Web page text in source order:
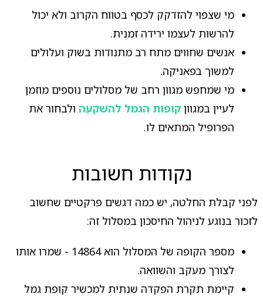
מי שצפוי להזדקק לכסף בטווח הקרוב ולא יכול
להרשות לעצמו ירידה זמנית.
אנשים שחווים מתח רב מתנודות בשוק ועלולים
למשוך בפאניקה.
מי שמחפש מגוון רחב של מסלולים נוספים מוזמן
לעיין במגוון קופות הגמל להשקעהולבחור את
הפרופיל המתאים לו.
נקודות חשובות
לפני קבלת החלטה, יש כמה דגשים פרקטיים שחשוב
לזכור בנוגע לניהול החיסכון במסלול זה:
מספר הקופה של המסלול הוא 14864 - שמרו אותו
לצורך מעקב והשוואה.
קיימת תקרת הפקדה שנתית למכשיר קופת גמל